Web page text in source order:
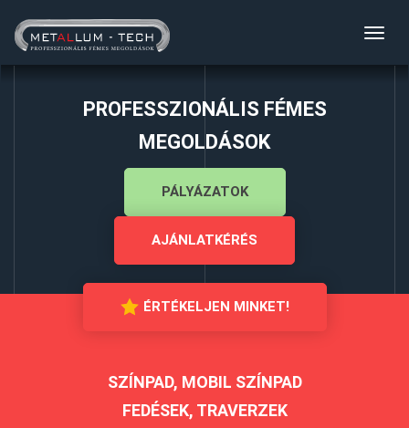
PROFESSZIONÁLIS FÉMES
MEGOLDÁSOK
PÁLYÁZATOK
AJÁNLATKÉRÉS
ÉRTÉKELJEN MINKET!
SZÍNPAD, MOBIL SZÍNPAD
FEDÉSEK, TRAVERZEK